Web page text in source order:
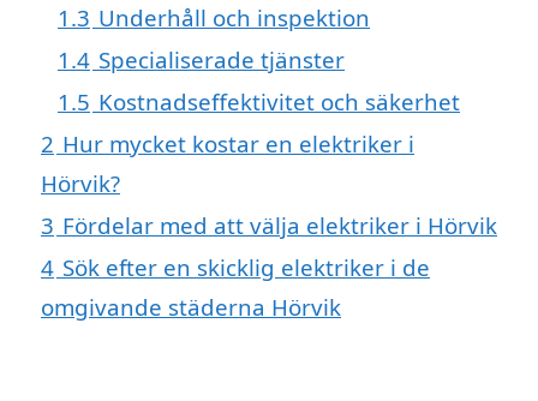
1.3 Underhåll och inspektion
1.4 Specialiserade tjänster
1.5 Kostnadseffektivitet och säkerhet
2 Hur mycket kostar en elektriker i
Hörvik?
3 Fördelar med att välja elektriker i Hörvik
4 Sök efter en skicklig elektriker i de
omgivande städerna Hörvik